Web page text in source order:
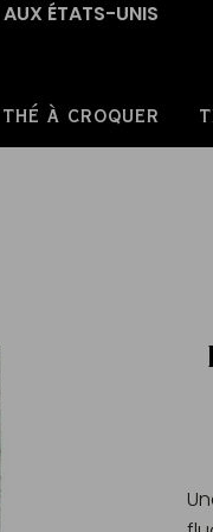
ÉTATS-UNIS
THÉ À CROQUER